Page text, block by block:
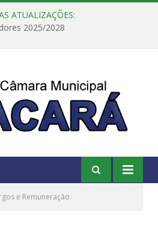
ATUALIZAÇÕES:
2025/2028
e Remuneração